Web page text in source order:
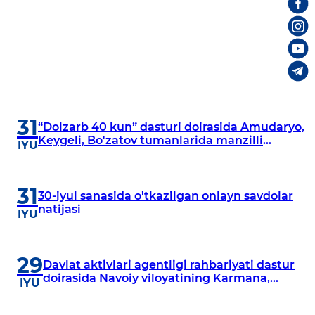
31
IYU
“Dolzarb 40 kun” dasturi doirasida Amudaryo,
Keygeli, Bo'zatov tumanlarida manzilli
31
IYU
30-iyul sanasida o'tkazilgan onlayn savdolar
natijasi
29
IYU
Davlat aktivlari agentligi rahbariyati dastur
doirasida Navoiy viloyatining Karmana,